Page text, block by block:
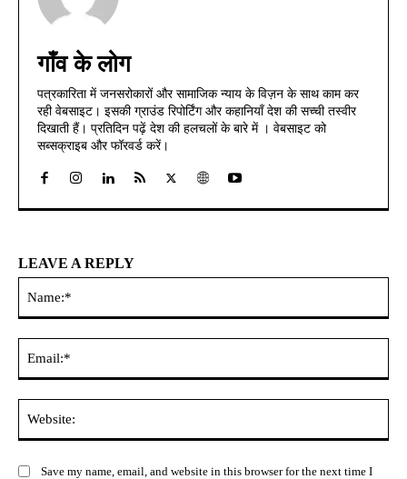
गाँव के लोग
पत्रकारिता में जनसरोकारों और सामाजिक न्याय के विज़न के साथ काम कर
रही वेबसाइट। इसकी ग्राउंड रिपोर्टिंग और कहानियाँ देश की सच्ची तस्वीर
दिखाती हैं। प्रतिदिन पढ़ें देश की हलचलों के बारे में । वेबसाइट को
सब्सक्राइब और फॉरवर्ड करें।
LEAVE A REPLY
Save my name, email, and website in this browser for the next time I